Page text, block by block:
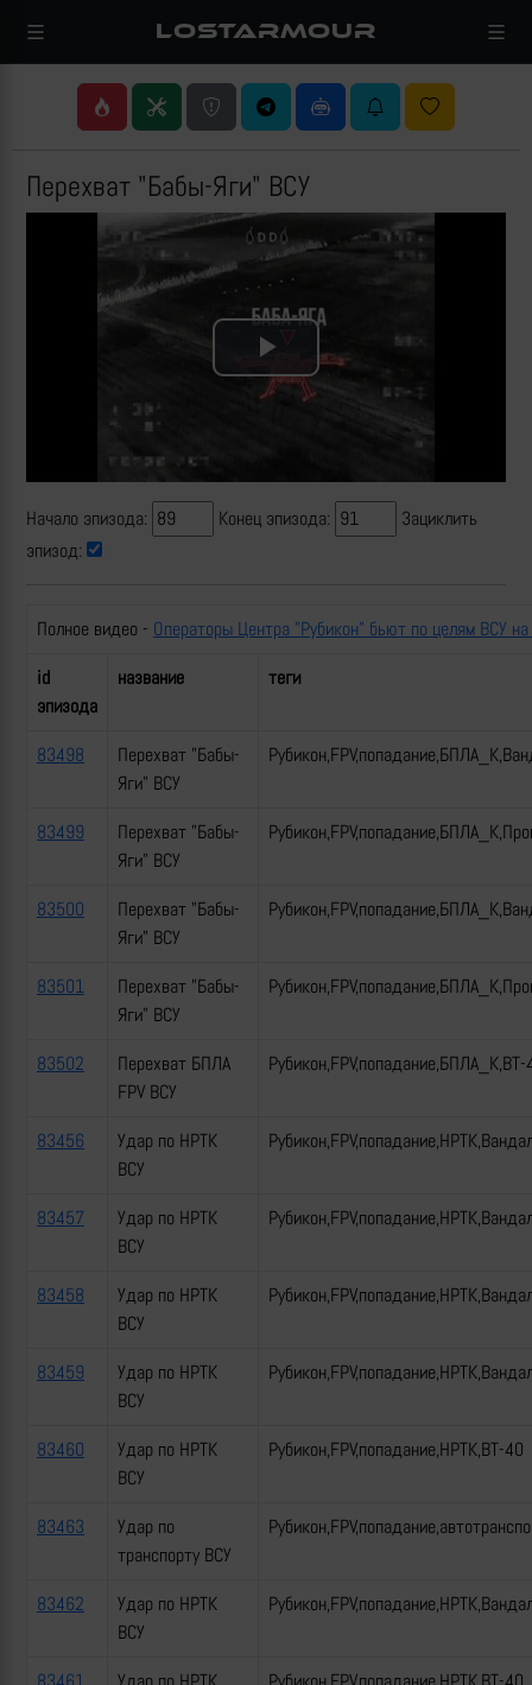
LOSTARMOUR
Перехват "Бабы-Яги" ВСУ
Play
Начало эпизода: Конец эпизода:
Зациклить
эпизод:
Полное видео - Операторы Центра "Рубикон" бьют по целям ВСУ
id
эпизода
название теги
83498
Перехват "Бабы-
Яги" ВСУ
83499
Перехват "Бабы-
Яги" ВСУ
83500
Перехват "Бабы-
Яги" ВСУ
83501
Перехват "Бабы-
Яги" ВСУ
83502
Перехват БПЛА
FPV ВСУ
83456
Удар по НРТК
ВСУ
83457
Удар по НРТК
ВСУ
83458
Удар по НРТК
ВСУ
83459
Удар по НРТК
ВСУ
83460
Удар по НРТК
ВСУ
Рубикон,FPV,попадание,НРТК,ВТ-40
83463
Удар по
транспорту ВСУ
83462
Удар по НРТК
ВСУ